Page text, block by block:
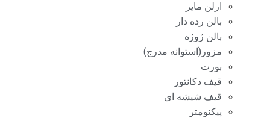
ارلن مایر
بالن رده دار
بالن ژوژه
مزور(استوانه مدرج)
بورت
قیف دکانتور
قیف شیشه ای
پیکنومتر